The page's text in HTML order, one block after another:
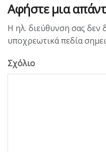
Αφήστε μια
Η ηλ. διεύθυνση σας δεν
υποχρεωτικά πεδία
Σχόλιο